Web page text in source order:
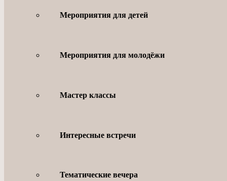
Мероприятия для детей
Мероприятия для молодёжи
Мастер классы
Интересные встречи
Тематические вечера